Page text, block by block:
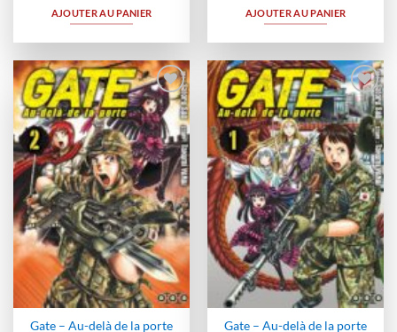
AJOUTER AU PANIER AJOUTER AU PANIER
Ajouter
à la
wishlist
Gate – Au-delà de la porte
Ajouter
à la
wishlist
Gate – Au-delà de la porte